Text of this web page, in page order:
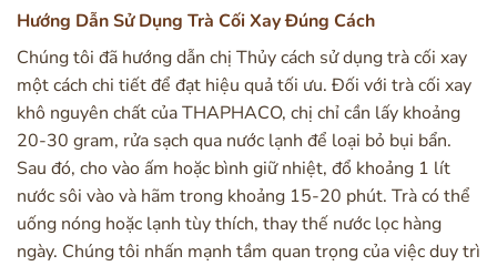
Hướng Dẫn Sử Dụng Trà Cối Xay Đúng Cách
Chúng tôi đã hướng dẫn chị Thủy cách sử dụng trà cối xay
một cách chi tiết để đạt hiệu quả tối ưu. Đối với trà cối xay
khô nguyên chất của THAPHACO, chị chỉ cần lấy khoảng
20-30 gram, rửa sạch qua nước lạnh để loại bỏ bụi bẩn.
Sau đó, cho vào ấm hoặc bình giữ nhiệt, đổ khoảng 1 lít
nước sôi vào và hãm trong khoảng 15-20 phút. Trà có thể
uống nóng hoặc lạnh tùy thích, thay thế nước lọc hàng
ngày. Chúng tôi nhấn mạnh tầm quan trọng của việc duy trì